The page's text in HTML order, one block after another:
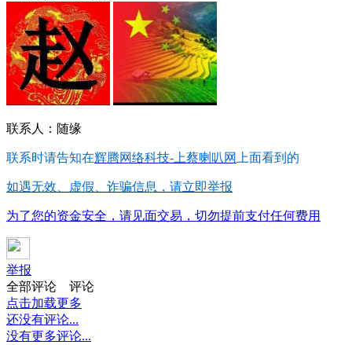
联系人：随缘
联系时请告知在辉腾网络科技-上蔡喇叭网 上面看到的
如遇无效、虚假、诈骗信息，请立即举报
为了您的资金安全，请见面交易，切勿提前支付任何费用
举报
全部评论
评论
点击加载更多
还没有评论...
没有更多评论...